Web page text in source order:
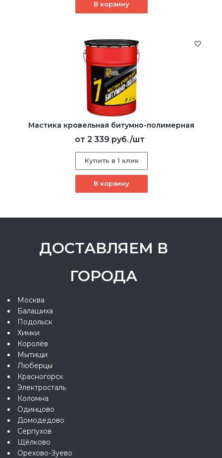
В корзину
Мастика кровельная битумно-полимерная
от 2 339 руб./шт
Купить в 1 клик
В корзину
ДОСТАВЛЯЕМ В
ГОРОДА
Москва
Балашиха
Подольск
Химки
Королёв
Мытищи
Люберцы
Красногорск
Электросталь
Коломна
Одинцово
Домодедово
Серпухов
Щёлково
Орехово-Зуево